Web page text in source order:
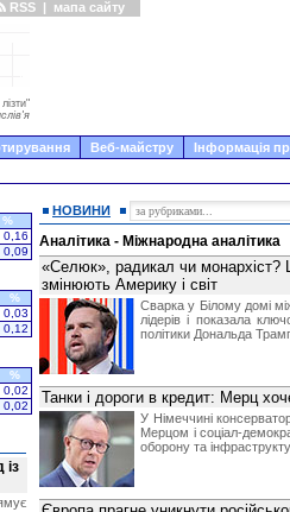
RSS | мапа сайту
Веб-майстру Інформація
НОВИНИ
Аналітика - Міжнародна аналітика
«Селюк», радикал чи монархіст?
змінюють Америку і світ
Сварка у Білому домі
лідерів і показала
політики Дональда
Танки і дороги в кредит: Мерц
У Німеччині
Мерцом і соціал-
оборону та
%
0,16
0,09
%
0,03
0,12
%
0,02
0,02
із